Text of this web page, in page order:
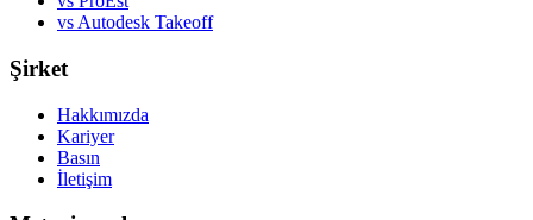
vs Autodesk Takeoff
Şirket
Hakkımızda
Kariyer
Basın
İletişim